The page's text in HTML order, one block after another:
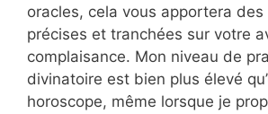
oracles, cela vous apportera des
précises et tranchées sur votre
complaisance. Mon niveau de
divinatoire est bien plus élevé
horoscope, même lorsque je